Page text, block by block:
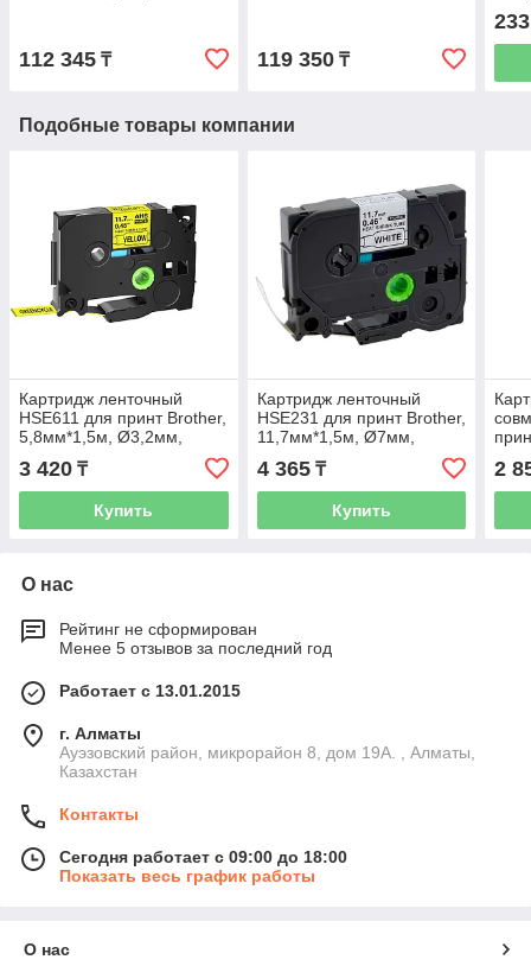
112 345 ₸ 119 350₸
Подобные товары компании
Картридж ленточный
HSE611 для принт Brother,
5,8мм*1,5м, Ø3,2мм,
жёлтый, термоусад трубка
3 420 ₸
Купить
Картридж ленточный
HSE231 для принт Brother,
11,7мм*1,5м, Ø7мм,
белый, термоусад трубка
4 365₸
Купить
x
2
О нас
Рейтинг не сформирован
Менее 5 отзывов за последний год
Работает с 13.01.2015
г. Алматы
Ауэзовский район, микрорайон 8, дом 19А. , Алматы,
Казахстан
Контакты
Сегодня работает с 09:00 до 18:00
Показать весь график работы
О нас